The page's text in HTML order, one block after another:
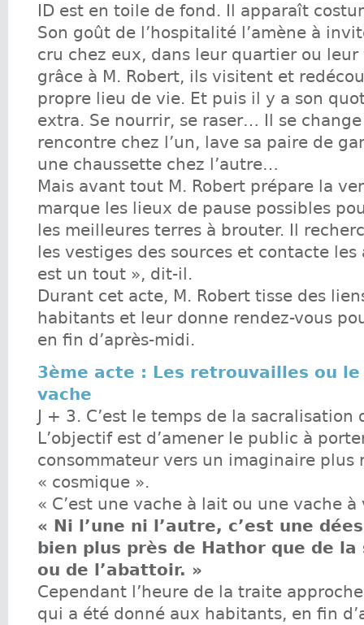
ID est en toile de fond. Il apparaît
Son goût de l’hospitalité l’amène à
cru chez eux, dans leur quartier ou
grâce à M. Robert, ils visitent et
propre lieu de vie. Et puis il y a son
extra. Se nourrir, se raser… Il se change
rencontre chez l’un, lave sa paire de
une chaussette chez l’autre…
Mais avant tout M. Robert prépare la
marque les lieux de pause possibles
les meilleures terres à brouter. Il
les vestiges des sources et contacte les
est un tout », dit-il.
Durant cet acte, M. Robert tisse des
habitants et leur donne rendez-vous
en fin d’après-midi.
3ème acte : Les retrouvailles ou
vache
J + 3. C’est le temps de la sacralisation
L’objectif est d’amener le public à
consommateur vers un imaginaire plus
« cosmique ».
« C’est une vache à lait ou une vache à
« Ni l’une ni l’autre, c’est une
bien plus près de Hathor que de
ou de l’abattoir. »
Cependant l’heure de la traite
qui a été donné aux habitants, en fin